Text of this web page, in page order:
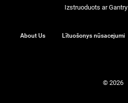
Izstruoduots arGantry
About Us Lītuošonys nūsacejumi
© 2026